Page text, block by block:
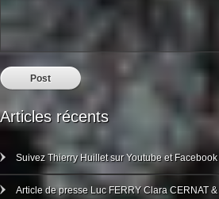
Articles récents
Suivez Thierry Huillet sur Youtube et Facebook
Article de presse Luc FERRY Clara CERNAT &